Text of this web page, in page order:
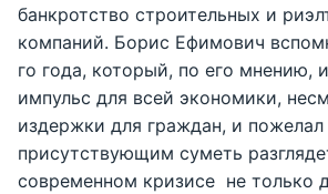
банкротство строительных и
компаний. Борис Ефимович
го года, который, по его мнению,
импульс для всей экономики,
издержки для граждан, и пожелал
присутствующим суметь
современном кризисе не только